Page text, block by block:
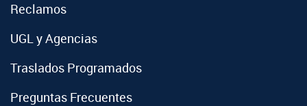
Reclamos
UGL y Agencias
Traslados Programados
Preguntas Frecuentes